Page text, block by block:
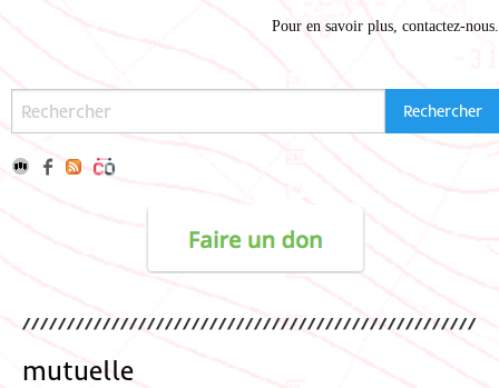
Pour en savoir plus, contactez-nous
mutuelle